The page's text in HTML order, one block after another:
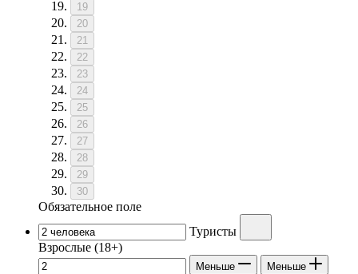
19
20
21
22
23
24
25
26
27
28
29
30
Обязательное поле
Туристы
Взрослые (18+)
Меньше Меньше